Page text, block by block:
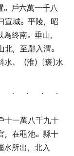
。 戶六萬一千八
宣城。 平陵， 昭
為終南。 垂山，
北， 至郿入渭。
水、（淮）〔褒〕水
． ． ． ．
十一萬八千九十
， 在黽池。 縣十
水所出， 北入